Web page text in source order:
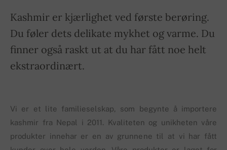
Kashmir er kjærlighet ved første berøring.
Du føler dets delikate mykhet og varme. Du
finner også raskt ut at du har fått noe helt
ekstraordinært.
Vi er et lite familieselskap, som begynte å importere
kashmir fra Nepal i 2011. Kvaliteten og unikheten våre
produkter innehar er en av grunnene til at vi har fått